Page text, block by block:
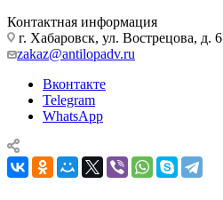
Контактная информация
г. Хабаровск, ул. Вострецова, д. 6
zakaz@antilopadv.ru
Вконтакте
Telegram
WhatsApp